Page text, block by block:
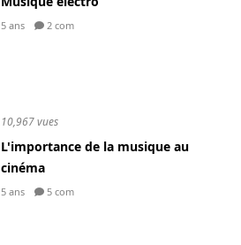
5 ans 2 com
10,967 vues
L'importance de la musique au
cinéma
5 ans 5 com